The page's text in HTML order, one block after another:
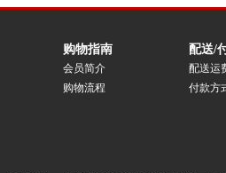
购物指南
会员简介
购物流程
配送/
配送运
付款方